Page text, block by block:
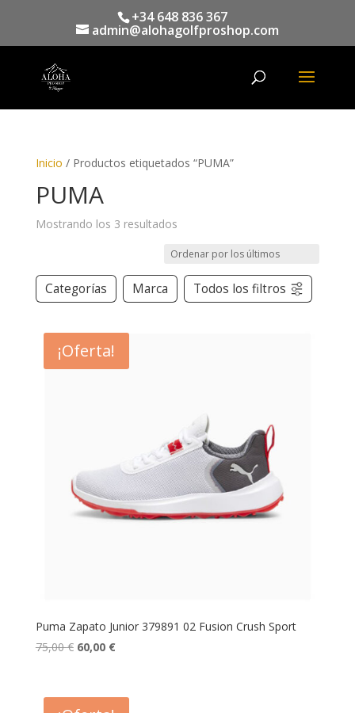
+34 648 836 367
admin@alohagolfproshop.com
productos
Inicio / Productos etiquetados “PUMA”
PUMA
Mostrando los 3 resultados
Categorías Marca Todos los filtros
¡Oferta!
Puma Zapato Junior 379891 02 Fusion Crush Sport
75,00€ El
era:
60,00 €El
es: